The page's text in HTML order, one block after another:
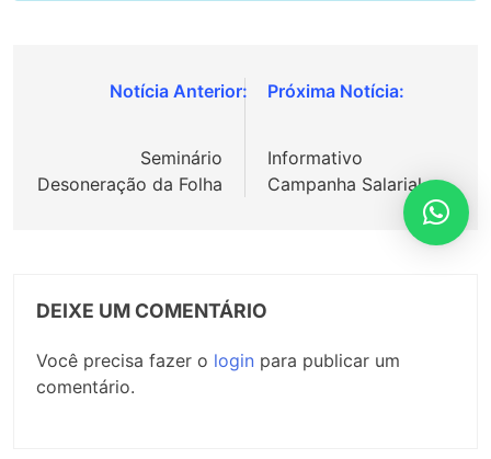
Navegação
Post
Seminário
Desoneração da Folha
Informativo
Campanha Salarial
DEIXE UM COMENTÁRIO
Você precisa fazer o login para publicar um
comentário.